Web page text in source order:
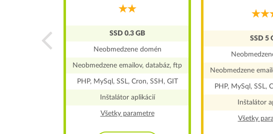
SSD 0.3 GB
Neobmedzene domén
Neobmedzene emailov, databáz, ftp
PHP, MySql, SSL, Cron, SSH, GIT
Inštalátor aplikácií
Všetky parametre
SSD 5
Neobmedzene
PHP, MySql, SSL,
Inštalátor
Všetky